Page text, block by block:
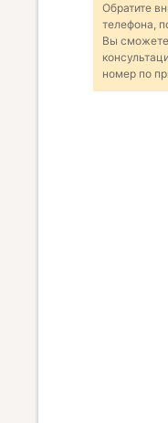
Обратите
телефона,
Вы
номер по